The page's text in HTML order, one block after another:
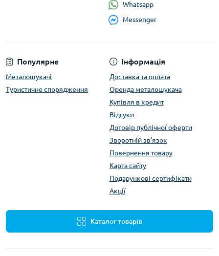
Популярне
Металошукачі
Туристичне спорядження
Інформація
Доставка та оплата
Оренда металошукача
Купівля в кредит
Відгуки
Договір публічної оферти
Зворотній зв’язок
Повернення товару
Карта сайту
Подарункові сертифікати
Акції
Каталог товарів
Whatsapp
Messenger